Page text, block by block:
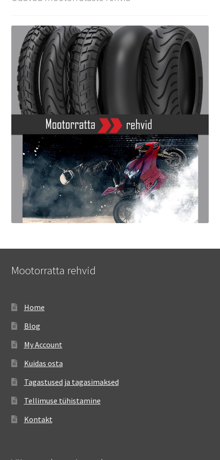
Mootorratta rehvid
Home
Blog
My Account
Kuidas osta
Tagastused ja tagasimaksed
Tellimuse tühistamine
Kontakt